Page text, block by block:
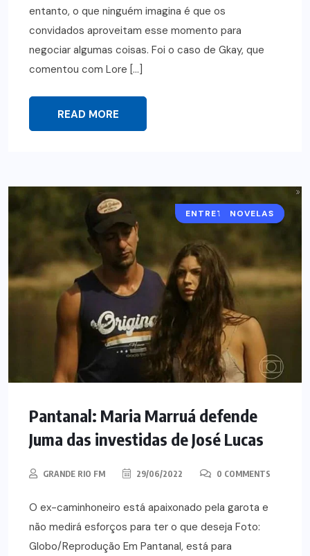
entanto, o que ninguém imagina é que os
convidados aproveitam esse momento para
negociar algumas coisas. Foi o caso de Gkay, que
comentou com Lore […]
READ MORE
ENTRETENIMENTO
NOVELAS
Pantanal: Maria Marruá defende
Juma das investidas de José Lucas
GRANDE RIO FM 29/06/2022 0 COMMENTS
O ex-caminhoneiro está apaixonado pela garota e
não medirá esforços para ter o que deseja Foto:
Globo/Reprodução Em Pantanal, está para